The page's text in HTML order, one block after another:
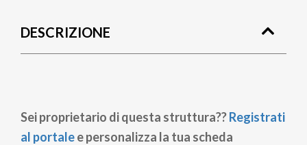
pane
DESCRIZIONE
Sei proprietario di questa struttura??Registrati
al portalee personalizza la tua scheda